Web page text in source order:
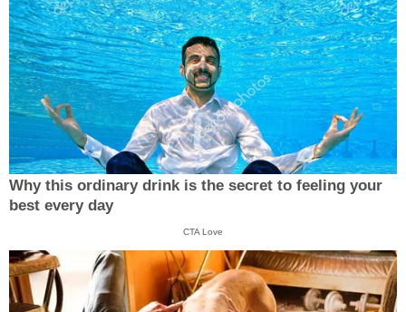
Why this ordinary drink is the secret to feeling your
best every day
CTA Love